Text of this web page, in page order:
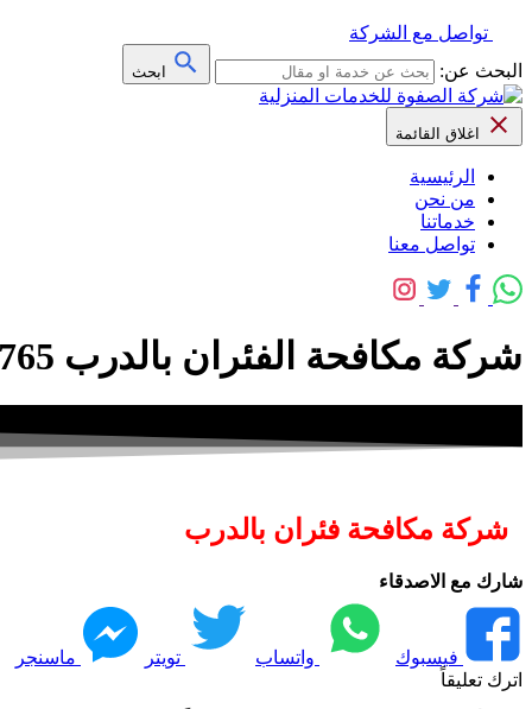
تواصل مع الشركة
البحث عن:
ابحث
اغلاق القائمة
الرئيسية
من نحن
خدماتنا
تواصل معنا
شركة مكافحة الفئران بالدرب 0558592765
شركة مكافحة فئران بالدرب
شارك مع الاصدقاء
فيسبوك واتساب تويتر ماسنجر
اترك تعليقاً